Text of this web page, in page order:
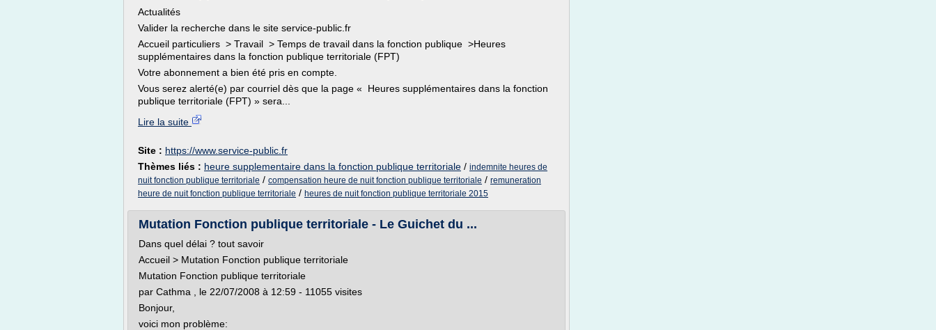
Actualités
Valider la recherche dans le site service-public.fr
Accueil particuliers > Travail > Temps de travail dans la fonction publique >Heures
supplémentaires dans la fonction publique territoriale (FPT)
Votre abonnement a bien été pris en compte.
Vous serez alerté(e) par courriel dès que la page « Heures supplémentaires dans la fonction
publique territoriale (FPT) » sera...
Lire la suite
Site : https://www.service-public.fr
Thèmes liés : heure supplementaire dans la fonction publique territoriale / indemnite heures de
nuit fonction publique territoriale / compensation heure de nuit fonction publique territoriale / remuneration
heure de nuit fonction publique territoriale / heures de nuit fonction publique territoriale 2015
Mutation Fonction publique territoriale - Le Guichet du ...
Dans quel délai ? tout savoir
Accueil > Mutation Fonction publique territoriale
Mutation Fonction publique territoriale
par Cathma , le 22/07/2008 à 12:59 - 11055 visites
Bonjour,
voici mon problème: